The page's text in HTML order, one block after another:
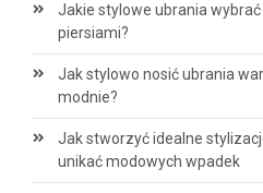
Jakie stylowe ubrania
piersiami?
Jak stylowo nosić ubrania
modnie?
Jak stworzyć idealne
unikać modowych wpadek